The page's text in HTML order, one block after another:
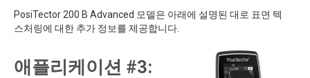
PosiTector 200 B Advanced 모델은 아래에 설명된 대로 표면 텍
스처링에 대한 추가 정보를 제공합니다.
애플리케이션 #3: